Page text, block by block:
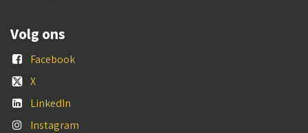
Volg ons
Facebook
X
LinkedIn
Instagram